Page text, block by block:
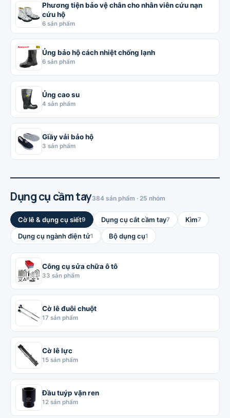
Phương tiện bảo vệ chân cho nhân viên cứu nạn
cứu hộ
6 sản phẩm
Ủng bảo hộ cách nhiệt chống lạnh
6 sản phẩm
Ủng cao su
4 sản phẩm
Giầy vải bảo hộ
3 sản phẩm
Dụng cụ cầm tay384 sản phẩm · 25 nhóm
Cờ lê & dụng cụ siết9 Dụng cụ cắt cầm tay7 Kìm7
Dụng cụ ngành điện tử1 Bộ dụng cụ1
Công cụ sửa chữa ô tô
33 sản phẩm
Cờ lê đuôi chuột
17 sản phẩm
Cờ lê lực
15 sản phẩm
Đầu tuýp vặn ren
12 sản phẩm